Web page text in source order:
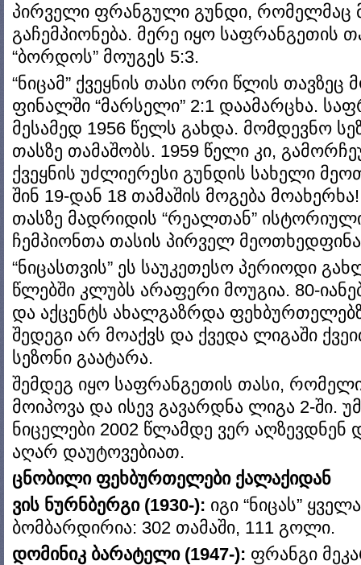
პირველი ფრანგული გუნდი, რომელმაც
გაჩემპიონება. მერე იყო საფრანგეთის
“ბორდოს” მოუგეს 5:3.
“ნიცამ” ქვეყნის თასი ორი წლის თავზეც
ფინალში “მარსელი” 2:1 დაამარცხა.
მესამედ 1956 წელს გახდა. მომდევნო
თასზე თამაშობს. 1959 წელი კი,
ქვეყნის უძლიერესი გუნდის სახელი
შინ 19-დან 18 თამაშის მოგება
თასზე მადრიდის “რეალთან” ისტორიული
ჩემპიონთა თასის პირველ
“ნიცასთვის” ეს საუკეთესო პერიოდი
წლებში კლუბს არაფერი მოუგია. 80-
და აქცენტს ახალგაზრდა
შედეგი არ მოაქვს და ქვედა ლიგაში
სეზონი გაატარა.
შემდეგ იყო საფრანგეთის თასი,
მოიპოვა და ისევ გავარდნა ლიგა 2-ში.
ნიცელები 2002 წლამდე ვერ აღზევდნენ
აღარ დაუტოვებიათ.
ცნობილი ფეხბურთელები ქალაქიდან
ვის ნურნბერგი (1930-): იგი “ნიცას”
ბომბარდირია: 302 თამაში, 111 გოლი.
დომინიკ ბარატელი (1947-): ფრანგი